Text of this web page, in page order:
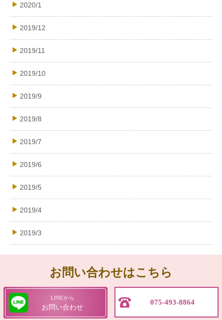
2020/1
2019/12
2019/11
2019/10
2019/9
2019/8
2019/7
2019/6
2019/5
2019/4
2019/3
お問い合わせはこちら
LINEから
お問い合わせ
075-493-8864